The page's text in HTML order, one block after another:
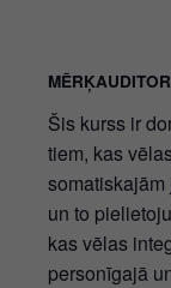
Šis kurss ir
tiem, kas
somatiskajām
un to
kas vēlas
personīgajā